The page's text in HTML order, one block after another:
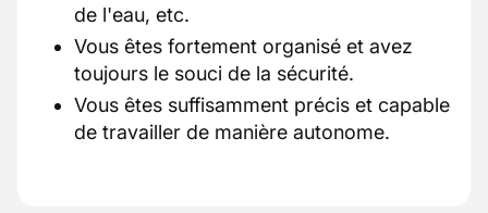
de l'eau, etc.
Vous êtes fortement organisé et avez
toujours le souci de la sécurité.
Vous êtes suffisamment précis et capable
de travailler de manière autonome.